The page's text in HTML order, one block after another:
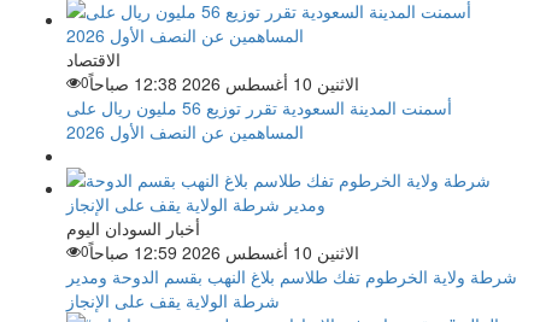
الاقتصاد
الاثنين 10 أغسطس 2026 12:38 صباحاً
0
أسمنت المدينة السعودية تقرر توزيع 56 مليون ريال على
المساهمين عن النصف الأول 2026
أخبار السودان اليوم
الاثنين 10 أغسطس 2026 12:59 صباحاً
0
شرطة ولاية الخرطوم تفك طلاسم بلاغ النهب بقسم الدوحة ومدير
شرطة الولاية يقف على الإنجاز